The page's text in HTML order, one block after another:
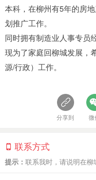
本科，在柳州有5年的房
划推广工作。
同时拥有制造业人事专员
现为了家庭回柳城发展，
源/行政）工作。
分享到 微
联系方式
提示： 联系我时，请说明在柳